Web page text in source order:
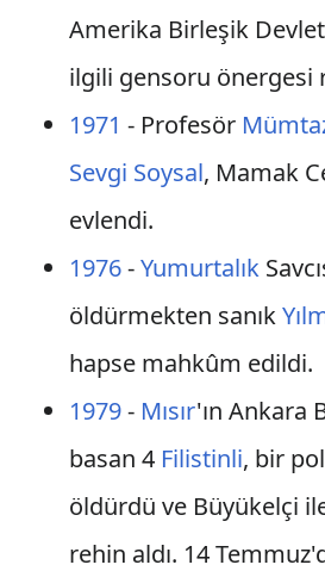
Amerika Birleşik
ilgili gensoru önergesi
1971 - Profesör
Sevgi Soysal, Mamak
evlendi.
1976-Yumurtalık
öldürmekten sanık
hapse mahkûm edildi.
1979- Mısır'ın Ankara
basan 4 Filistinli, bir
öldürdü ve Büyükelçi
rehin aldı. 14